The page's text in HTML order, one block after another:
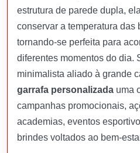
estrutura de parede dupla,
conservar a temperatura das
tornando-se perfeita para
diferentes momentos do dia.
minimalista aliado à grande
garrafa personalizada uma
campanhas promocionais,
academias, eventos
brindes voltados ao bem-